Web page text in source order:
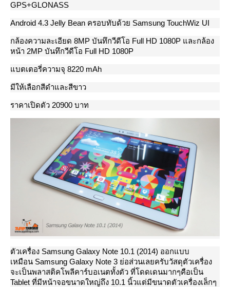
GPS+GLONASS
Android 4.3 Jelly Bean ครอบทับด้วย Samsung TouchWiz UI
กล้องความละเอียด 8MP บันทึกวีดีโอ Full HD 1080P และกล้อง
หน้า 2MP บันทึกวีดีโอ Full HD 1080P
บตเตอรี่ความจุ 8220 mAh
มีให้เลือกสีดำและสีขาว
ราคาเปิดตัว 20900 บาท
ตัวเครื่อง Samsung Galaxy Note 10.1 (2014) ออกแบบ
เหมือน Samsung Galaxy Note 3 ย่อส่วนเลยครับวัสดุตัวเครื่อง
จะเป็นพลาสติคโพลีคาร์บอเนตทั้งตัว ที่โดดเดนมากๆคือเป็น
Tablet ที่มีหน้าจอขนาดใหญ่ถึง 10.1 นิ้วแต่มีขนาดตัวเครื่องเล็กๆ